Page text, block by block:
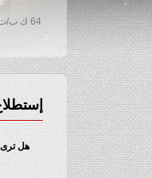
64 ك ب/ث
هل ترى